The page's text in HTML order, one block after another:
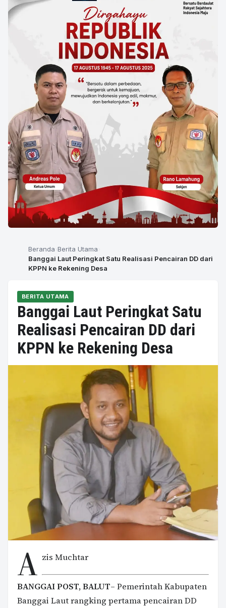
Beranda Berita Utama
Banggai Laut Peringkat Satu Realisasi Pencairan DD dari
KPPN ke Rekening Desa
BERITA UTAMA
Banggai Laut Peringkat Satu
Realisasi Pencairan DD dari
KPPN ke Rekening Desa
A zis Muchtar
BANGGAI POST, BALUT– Pemerintah Kabupaten
Banggai Laut rangking pertama pencairan DD